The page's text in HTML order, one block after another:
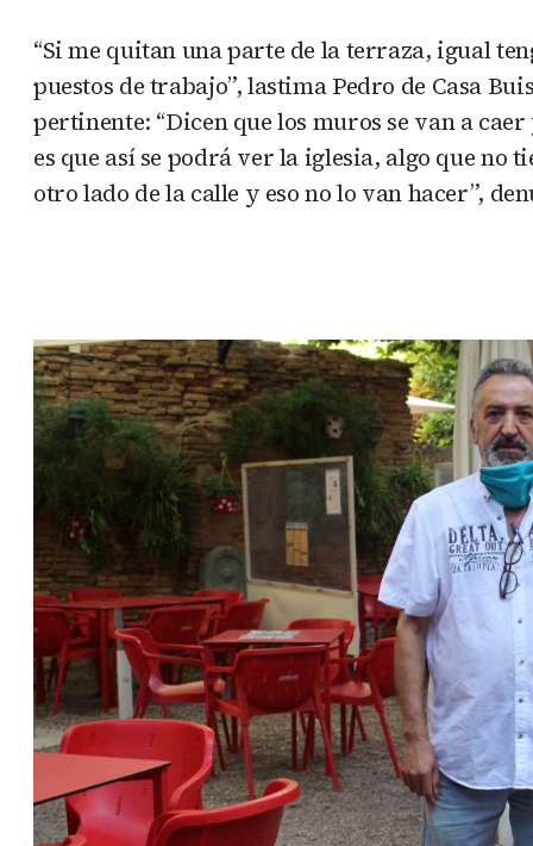
“Si me quitan una parte de la terraza, igual
puestos de trabajo”, lastima Pedro de Casa
pertinente: “Dicen que los muros se van a
es que así se podrá ver la iglesia, algo que
otro lado de la calle y eso no lo van hacer”,